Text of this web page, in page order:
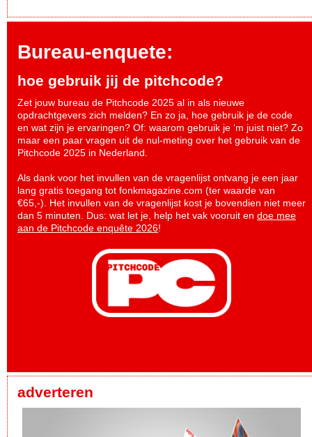
Bureau-enquete:
hoe gebruik jij de pitchcode?
Zet jouw bureau de Pitchcode 2025 al in als nieuwe
opdrachtgevers zich melden? En zo ja, hoe gebruik je de code
en wat zijn je ervaringen? Of: waarom gebruik je ‘m juist niet? Zo
maar een paar vragen uit de nul-meting over het gebruik van de
Pitchcode 2025 in Nederland.
Als dank voor het invullen van de vragenlijst ontvang je een jaar
lang gratis toegang tot fonkmagazine.com (ter waarde van
€65,-). Het invullen van de vragenlijst kost je bovendien niet meer
dan 5 minuten. Dus: wat let je, help het vak vooruit en doe mee
aan de Pitchcode enquête 2026!
adverteren